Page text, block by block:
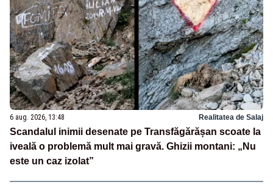
6 aug. 2026, 13:48 Realitatea de Salaj
Scandalul inimii desenate pe Transfăgărășan scoate la
iveală o problemă mult mai gravă. Ghizii montani: „Nu
este un caz izolat”